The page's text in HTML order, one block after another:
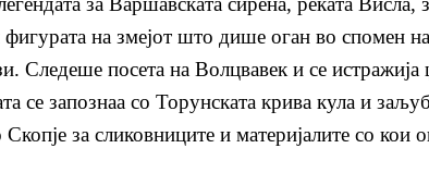
на змејот што дише оган во спомен
Следеше посета на Волцвавек и се
се запознаа со Торунската крива кула и
за сликовниците и материјалите со кои